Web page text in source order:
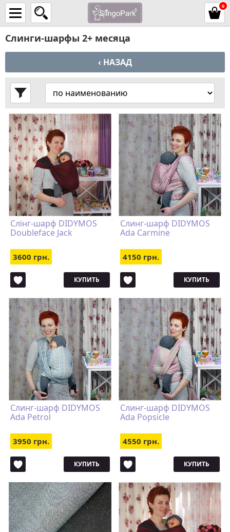
0
Слинги-шарфы 2+ месяца
‹ НАЗАД
Слінг-шарф DIDYMOS
Doubleface Jack
3600 грн.
КУПИТЬ
Слинг-шарф DIDYMOS
Ada Carmine
4150 грн.
КУПИТЬ
Слинг-шарф DIDYMOS
Ada Petrol
3950 грн.
КУПИТЬ
Слинг-шарф DIDYMOS
Ada Popsicle
4550 грн.
КУПИТЬ